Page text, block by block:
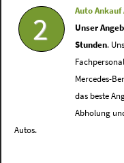
2
Auto
Unser
Stunden.
Mercedes-
das beste
Abholung
Autos.